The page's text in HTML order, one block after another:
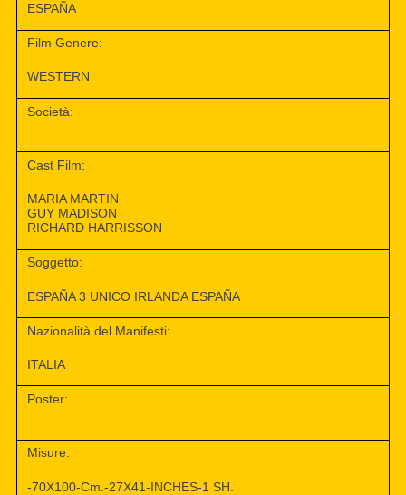
ESPAÑA
Film Genere:
WESTERN
Società:
Cast Film:
MARIA MARTIN
GUY MADISON
RICHARD HARRISSON
Soggetto:
ESPAÑA 3 UNICO IRLANDA ESPAÑA
Nazionalità del Manifesti:
ITALIA
Poster:
Misure:
-70X100-Cm.-27X41-INCHES-1 SH.